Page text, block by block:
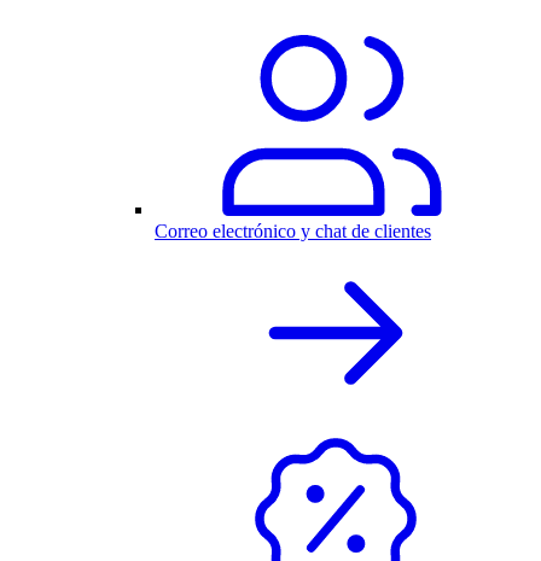
Correo electrónico y chat de clientes